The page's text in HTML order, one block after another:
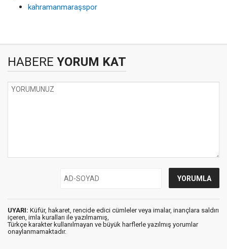
kahramanmaraşspor
HABERE YORUM KAT
UYARI: Küfür, hakaret, rencide edici cümleler veya imalar, inançlara saldırı
içeren, imla kuralları ile yazılmamış,
Türkçe karakter kullanılmayan ve büyük harflerle yazılmış yorumlar
onaylanmamaktadır.